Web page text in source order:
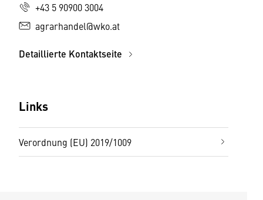
+43 5 90900 3004
agrarhandel@wko.at
Detaillierte Kontaktseite
Links
Verordnung (EU) 2019/1009